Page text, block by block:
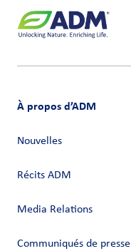
À propos d’ADM
Nouvelles
Récits ADM
Media Relations
Communiqués de presse